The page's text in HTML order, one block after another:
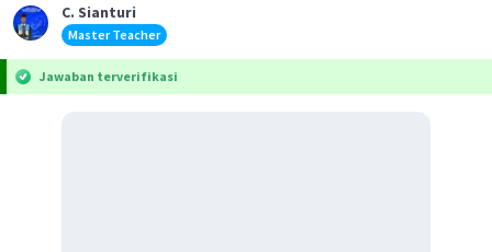
C. Sianturi
Master Teacher
Jawaban terverifikasi